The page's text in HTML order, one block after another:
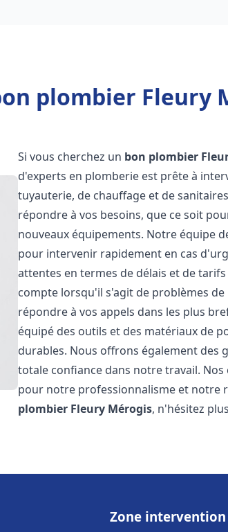
plombier Fleury
Si vous cherchez un bon plombier
d'experts en plomberie est prête à
tuyauterie, de chauffage et de
répondre à vos besoins, que ce soit
nouveaux équipements. Notre équipe
pour intervenir rapidement en cas
attentes en termes de délais et de
compte lorsqu'il s'agit de problèmes
répondre à vos appels dans les plus
équipé des outils et des matériaux de
durables. Nous offrons également des
totale confiance dans notre travail.
pour notre professionnalisme et notre
plombier Fleury Mérogis, n'hésitez plus
Zone intervention